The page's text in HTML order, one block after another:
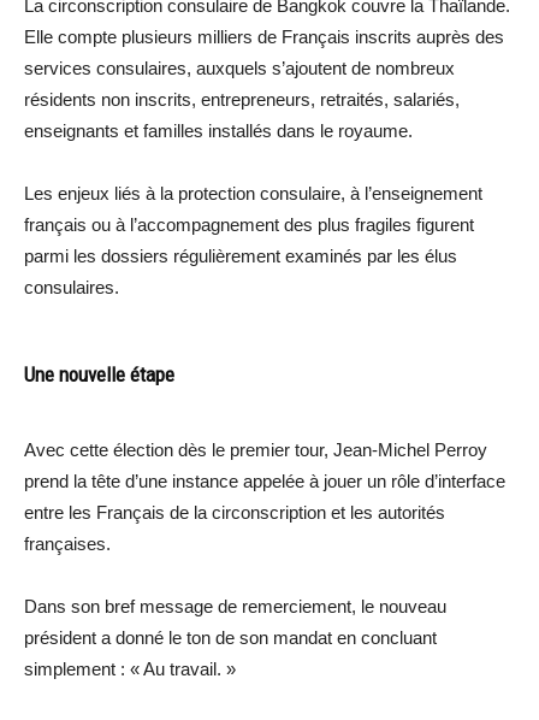
La circonscription consulaire de Bangkok couvre la Thaïlande.
Elle compte plusieurs milliers de Français inscrits auprès des
services consulaires, auxquels s’ajoutent de nombreux
résidents non inscrits, entrepreneurs, retraités, salariés,
enseignants et familles installés dans le royaume.
Les enjeux liés à la protection consulaire, à l’enseignement
français ou à l’accompagnement des plus fragiles figurent
parmi les dossiers régulièrement examinés par les élus
consulaires.
Une nouvelle étape
Avec cette élection dès le premier tour, Jean-Michel Perroy
prend la tête d’une instance appelée à jouer un rôle d’interface
entre les Français de la circonscription et les autorités
françaises.
Dans son bref message de remerciement, le nouveau
président a donné le ton de son mandat en concluant
simplement : « Au travail. »